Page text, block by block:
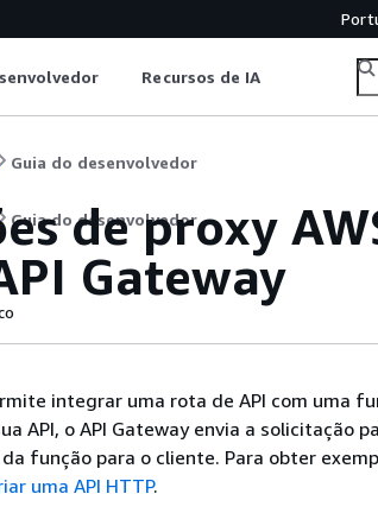
Recursos de IA
Guia do desenvolvedor
Guia do desenvolvedor
de proxy
Gateway
integrar uma rota de API com uma
API, o API Gateway envia a solicitação
função para o cliente. Para obter
uma API HTTP.